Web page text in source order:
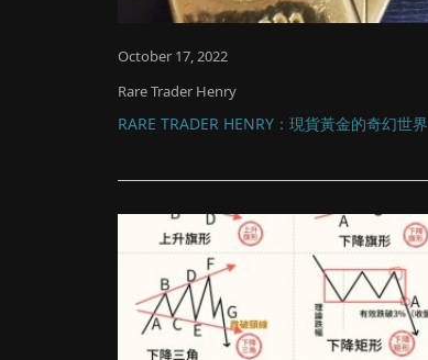
October 17, 2022
Rare Trader Henry
RARE TRADER HENRY：現貨黃金的奇幻世界